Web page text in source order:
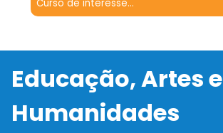
Educação, Artes e
Humanidades